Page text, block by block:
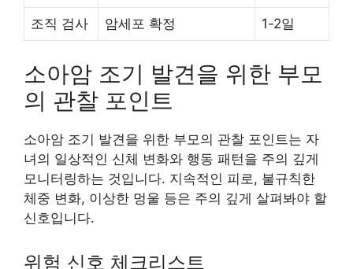
조직 검사 암세포 확정 1-2일
소아암 조기 발견을 위한 부모
의 관찰 포인트
소아암 조기 발견을 위한 부모의 관찰 포인트는 자
녀의 일상적인 신체 변화와 행동 패턴을 주의 깊게
모니터링하는 것입니다. 지속적인 피로, 불규칙한
체중 변화, 이상한 멍울 등은 주의 깊게 살펴봐야 할
신호입니다.
위험 신호 체크리스트